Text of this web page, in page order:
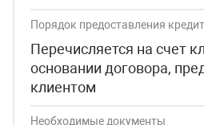
Порядок предоставления
Перечисляется на счет
основании договора,
клиентом
Необходимые документы